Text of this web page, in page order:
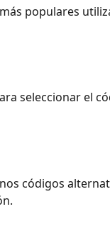
populares
seleccionar el
códigos